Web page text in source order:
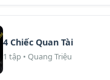
4 Chiếc Quan Tài
1 tập • Quang Triệu